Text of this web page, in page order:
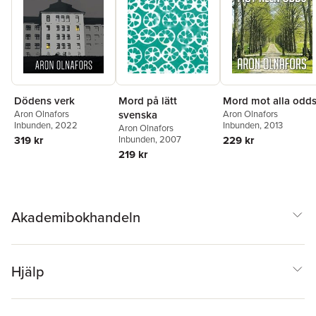
Dödens verk
Aron Olnafors
Inbunden, 2022
319 kr
Mord på lätt
svenska
Aron Olnafors
Inbunden, 2007
219 kr
Mord mot alla odds
Aron Olnafors
Inbunden, 2013
229 kr
Akademibokhandeln
Hjälp